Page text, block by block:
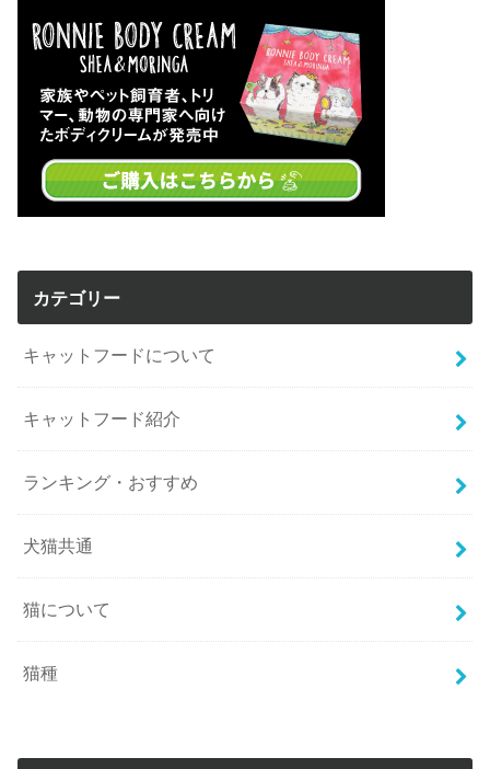
カテゴリー
キャットフードについて
キャットフード紹介
ランキング・おすすめ
犬猫共通
猫について
猫種